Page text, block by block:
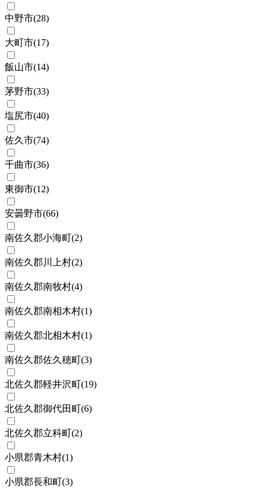
中野市(28)
大町市(17)
飯山市(14)
茅野市(33)
塩尻市(40)
佐久市(74)
千曲市(36)
東御市(12)
安曇野市(66)
南佐久郡小海町(2)
南佐久郡川上村(2)
南佐久郡南牧村(4)
南佐久郡南相木村(1)
南佐久郡北相木村(1)
南佐久郡佐久穂町(3)
北佐久郡軽井沢町(19)
北佐久郡御代田町(6)
北佐久郡立科町(2)
小県郡青木村(1)
小県郡長和町(3)